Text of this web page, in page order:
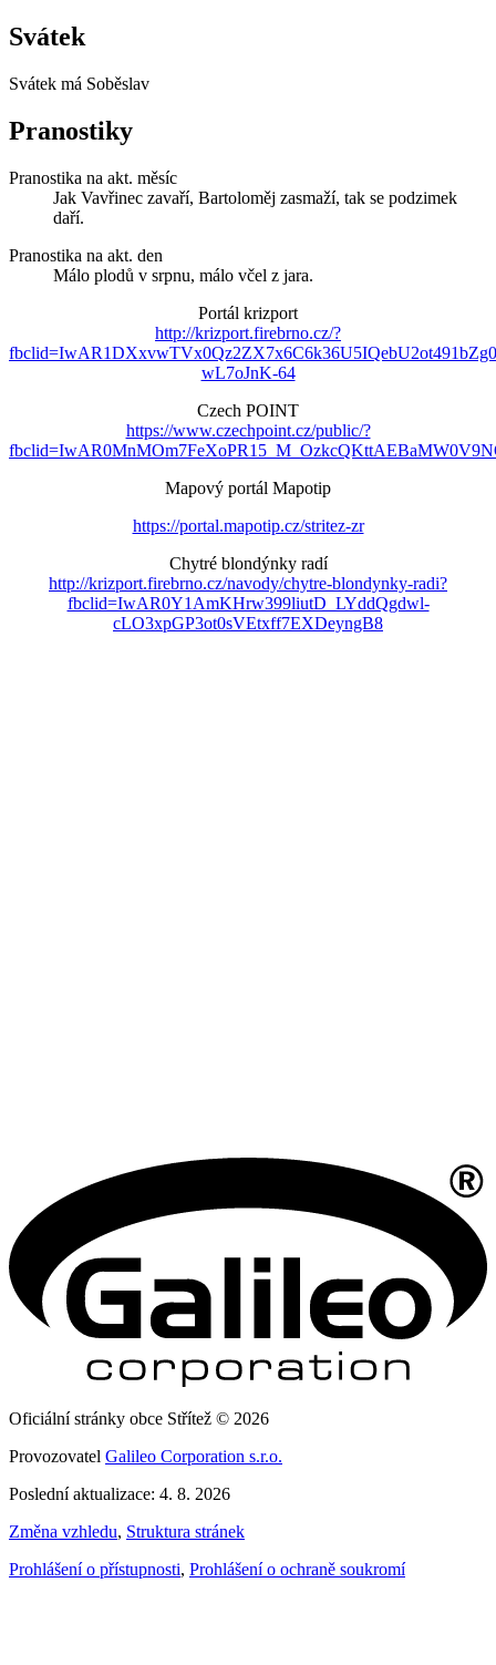
Svátek
Svátek má Soběslav
Pranostiky
Pranostika na akt. měsíc
Jak Vavřinec zavaří, Bartoloměj zasmaží, tak se podzimek
daří.
Pranostika na akt. den
Málo plodů v srpnu, málo včel z jara.
Portál krizport
http://krizport.firebrno.cz/?
wL7oJnK-64
Czech POINT
https://www.czechpoint.cz/public/?
Mapový portál Mapotip
https://portal.mapotip.cz/stritez-zr
Chytré blondýnky radí
http://krizport.firebrno.cz/navody/chytre-blondynky-radi?
fbclid=IwAR0Y1AmKHrw399liutD_LYddQgdwl-
cLO3xpGP3ot0sVEtxff7EXDeyngB8
Oficiální stránky obce Střítež © 2026
Provozovatel Galileo Corporation s.r.o.
Poslední aktualizace: 4. 8. 2026
Změna vzhledu, Struktura stránek
Prohlášení o přístupnosti, Prohlášení o ochraně soukromí